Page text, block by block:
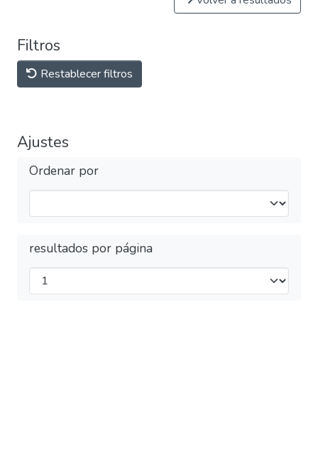
Filtros
Restablecer filtros
Ajustes
Ordenar por
resultados por página